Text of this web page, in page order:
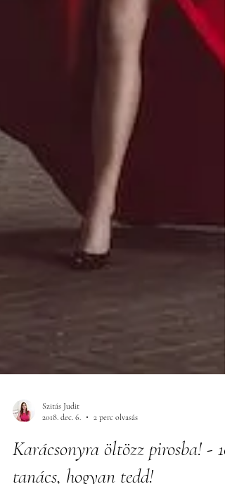
Szitás Judit
2018. dec. 6.
2 perc olvasás